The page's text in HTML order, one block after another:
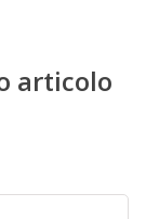
articolo